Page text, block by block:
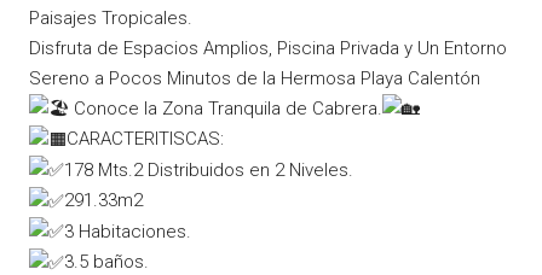
Paisajes Tropicales.
Disfruta de Espacios Amplios, Piscina Privada y Un Entorno
Sereno a Pocos Minutos de la Hermosa Playa Calentón
Conoce la Zona Tranquila de Cabrera.
CARACTERITISCAS:
178 Mts.2 Distribuidos en 2 Niveles.
291.33m2
3 Habitaciones.
3.5 baños.